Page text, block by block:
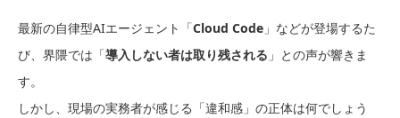
最新の自律型AIエージェント「Cloud Code 」などが登場するた
び、界隈では「導入しない者は取り残される 」との声が響きま
す。
しかし、現場の実務者が感じる「違和感」の正体は何でしょう